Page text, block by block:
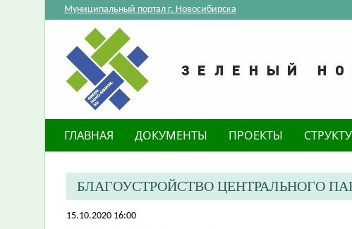
Муниципальный портал г. Новосибирска
ГЛАВНАЯ ДОКУМЕНТЫ ПРОЕКТЫ
БЛАГОУСТРОЙСТВО ЦЕНТРАЛЬНОГО
15.10.2020 16:00